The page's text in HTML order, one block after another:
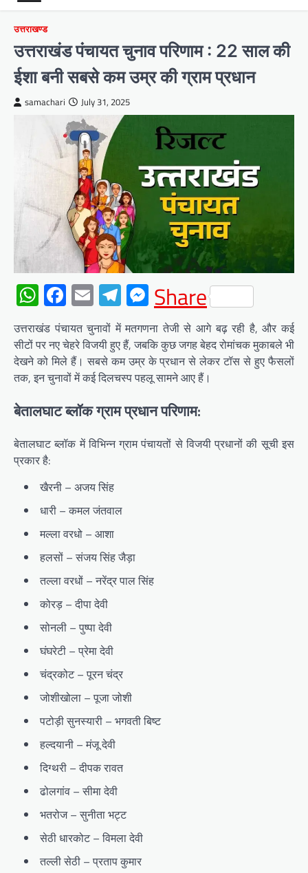
उत्तराखण्ड
उत्तराखंड पंचायत चुनाव परिणाम : 22 साल की
ईशा बनी सबसे कम उम्र की ग्राम प्रधान
samachari July 31, 2025
WhatsApp
Facebook
EmailTelegram
Messenger
Share
उत्तराखंड पंचायत चुनावों में मतगणना तेजी से आगे बढ़ रही है, और कई
सीटों पर नए चेहरे विजयी हुए हैं, जबकि कुछ जगह बेहद रोमांचक मुकाबले भी
देखने को मिले हैं। सबसे कम उम्र के प्रधान से लेकर टॉस से हुए फैसलों
तक, इन चुनावों में कई दिलचस्प पहलू सामने आए हैं।
बेतालघाट ब्लॉक ग्राम प्रधान परिणाम:
बेतालघाट ब्लॉक में विभिन्न ग्राम पंचायतों से विजयी प्रधानों की सूची इस
प्रकार है:
खैरनी – अजय सिंह
धारी – कमल जंतवाल
मल्ला वरधो – आशा
हलसों – संजय सिंह जैड़ा
तल्ला वरधों – नरेंद्र पाल सिंह
कोरड़ – दीपा देवी
सोनली – पुष्पा देवी
घंघरेटी – प्रेमा देवी
चंद्रकोट – पूरन चंद्र
जोशीखोला – पूजा जोशी
पटोड़ी सुनस्यारी – भगवती बिष्ट
हल्दयानी – मंजू देवी
दिग्थरी – दीपक रावत
ढोलगांव – सीमा देवी
भतरोज – सुनीता भट्ट
सेठी धारकोट – विमला देवी
तल्ली सेठी – प्रताप कुमार